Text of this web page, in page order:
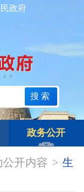
政府
搜索
政务公开
开内容 > 生